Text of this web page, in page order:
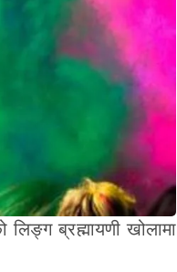
ब्रह्मायणी खोलामा